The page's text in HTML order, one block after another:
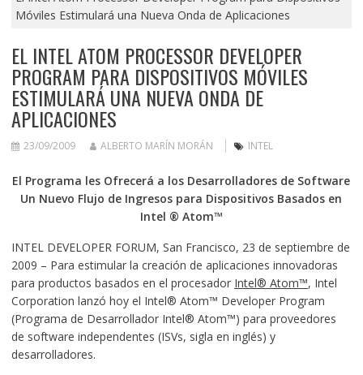
Móviles Estimulará una Nueva Onda de Aplicaciones
EL INTEL ATOM PROCESSOR DEVELOPER
PROGRAM PARA DISPOSITIVOS MÓVILES
ESTIMULARÁ UNA NUEVA ONDA DE
APLICACIONES
23/09/2009 ALBERTO MARÍN MORÁN INTEL
El Programa les Ofrecerá a los Desarrolladores de Software
Un Nuevo Flujo de Ingresos para Dispositivos Basados en
Intel ® Atom™
INTEL DEVELOPER FORUM, San Francisco, 23 de septiembre de
2009 – Para estimular la creación de aplicaciones innovadoras
para productos basados en el procesador Intel® Atom™, Intel
Corporation lanzó hoy el Intel® Atom™ Developer Program
(Programa de Desarrollador Intel® Atom™) para proveedores
de software independentes (ISVs, sigla en inglés) y
desarrolladores.